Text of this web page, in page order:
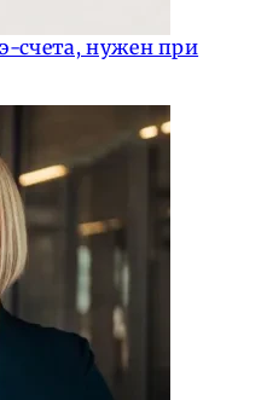
счета, нужен при